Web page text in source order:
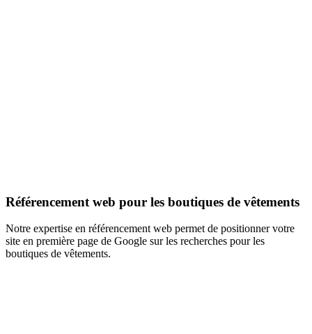
Référencement web pour les boutiques de vêtements
Notre expertise en référencement web permet de positionner votre
site en première page de Google sur les recherches pour les
boutiques de vêtements.